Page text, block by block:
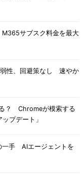
サブスク料金を最大
性、回避策なし 速やか
？ Chromeが模索する
プデート」
一手 AIエージェントを